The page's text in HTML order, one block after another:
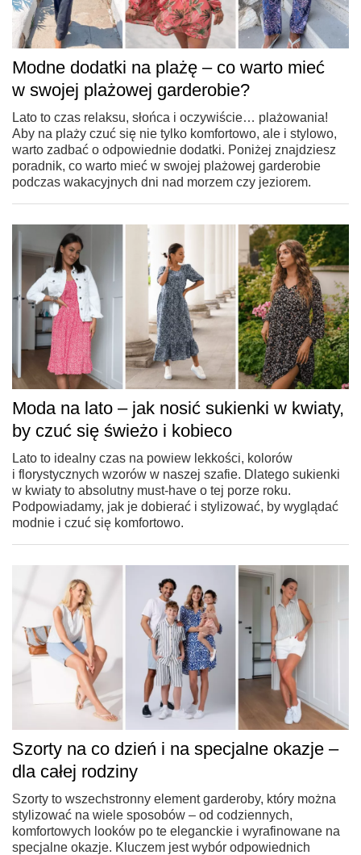
Modne dodatki na plażę – co warto mieć
w swojej plażowej garderobie?
Lato to czas relaksu, słońca i oczywiście… plażowania!
Aby na plaży czuć się nie tylko komfortowo, ale i stylowo,
warto zadbać o odpowiednie dodatki. Poniżej znajdziesz
poradnik, co warto mieć w swojej plażowej garderobie
podczas wakacyjnych dni nad morzem czy jeziorem.
Moda na lato – jak nosić sukienki w kwiaty,
by czuć się świeżo i kobieco
Lato to idealny czas na powiew lekkości, kolorów
i florystycznych wzorów w naszej szafie. Dlatego sukienki
w kwiaty to absolutny must-have o tej porze roku.
Podpowiadamy, jak je dobierać i stylizować, by wyglądać
modnie i czuć się komfortowo.
Szorty na co dzień i na specjalne okazje –
dla całej rodziny
Szorty to wszechstronny element garderoby, który można
stylizować na wiele sposobów – od codziennych,
komfortowych looków po te eleganckie i wyrafinowane na
specjalne okazje. Kluczem jest wybór odpowiednich